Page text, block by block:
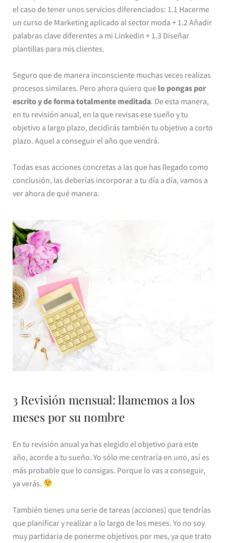
el caso de tener unos servicios diferenciados: 1.1 Hacerme
un curso de Marketing aplicado al sector moda + 1.2 Añadir
palabras clave diferentes a mi Linkedin + 1.3 Diseñar
plantillas para mis clientes.
Seguro que de manera inconsciente muchas veces realizas
procesos similares. Pero ahora quiero que lo pongas por
escrito y de forma totalmente meditada. De esta manera,
en tu revisión anual, en la que revisas ese sueño y tu
objetivo a largo plazo, decidirás también tu objetivo a corto
plazo. Aquel a conseguir el año que vendrá.
Todas esas acciones concretas a las que has llegado como
conclusión, las deberías incorporar a tu día a día, vamos a
ver ahora de qué manera.
3 Revisión mensual: llamemos a los
meses por su nombre
En tu revisión anual ya has elegido el objetivo para este
año, acorde a tu sueño. Yo sólo me centraría en uno, así es
más probable que lo consigas. Porque lo vas a conseguir,
ya verás.
También tienes una serie de tareas (acciones) que tendrías
que planificar y realizar a lo largo de los meses. Yo no soy
muy partidaria de ponerme objetivos por mes, ya que trato